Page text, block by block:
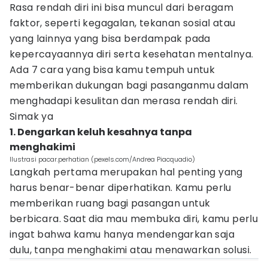
Rasa rendah diri ini bisa muncul dari beragam
faktor, seperti kegagalan, tekanan sosial atau
yang lainnya yang bisa berdampak pada
kepercayaannya diri serta kesehatan mentalnya.
Ada 7 cara yang bisa kamu tempuh untuk
memberikan dukungan bagi pasanganmu dalam
menghadapi kesulitan dan merasa rendah diri.
Simak ya
1. Dengarkan keluh kesahnya tanpa
menghakimi
Ilustrasi pacar.perhatian (pexels.com/Andrea Piacquadio)
Langkah pertama merupakan hal penting yang
harus benar-benar diperhatikan. Kamu perlu
memberikan ruang bagi pasangan untuk
berbicara. Saat dia mau membuka diri, kamu perlu
ingat bahwa kamu hanya mendengarkan saja
dulu, tanpa menghakimi atau menawarkan solusi.